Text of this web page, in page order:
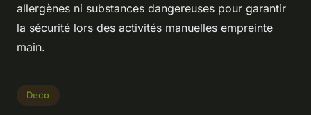
allergènes ni substances dangereuses pour garantir
la sécurité lors des activités manuelles empreinte
main.
Deco